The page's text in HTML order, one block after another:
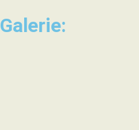
Galerie: